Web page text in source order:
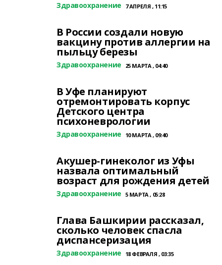
Здравоохранение 7 АПРЕЛЯ , 11:15
В России создали новую
вакцину против аллергии на
пыльцу березы
Здравоохранение 25 МАРТА , 04:40
В Уфе планируют
отремонтировать корпус
Детского центра
психоневрологии
Здравоохранение 10 МАРТА , 09:40
Акушер-гинеколог из Уфы
назвала оптимальный
возраст для рождения детей
Здравоохранение 5 МАРТА , 05:28
Глава Башкирии рассказал,
сколько человек спасла
диспансеризация
Здравоохранение 18 ФЕВРАЛЯ , 03:35